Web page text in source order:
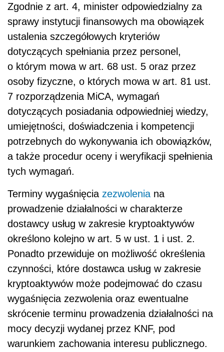
Zgodnie z art. 4, minister odpowiedzialny za
sprawy instytucji finansowych ma obowiązek
ustalenia szczegółowych kryteriów
dotyczących spełniania przez personel,
o którym mowa w art. 68 ust. 5 oraz przez
osoby fizyczne, o których mowa w art. 81 ust.
7 rozporządzenia MiCA, wymagań
dotyczących posiadania odpowiedniej wiedzy,
umiejętności, doświadczenia i kompetencji
potrzebnych do wykonywania ich obowiązków,
a także procedur oceny i weryfikacji spełnienia
tych wymagań.
Terminy wygaśnięcia zezwolenia na
prowadzenie działalności w charakterze
dostawcy usług w zakresie kryptoaktywów
określono kolejno w art. 5 w ust. 1 i ust. 2.
Ponadto przewiduje on możliwość określenia
czynności, które dostawca usług w zakresie
kryptoaktywów może podejmować do czasu
wygaśnięcia zezwolenia oraz ewentualne
skrócenie terminu prowadzenia działalności na
mocy decyzji wydanej przez KNF, pod
warunkiem zachowania interesu publicznego.